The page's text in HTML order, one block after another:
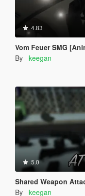
4.83
Vom Feuer SMG
By _keegan_
5.0
Shared Weapon
By
_keegan_